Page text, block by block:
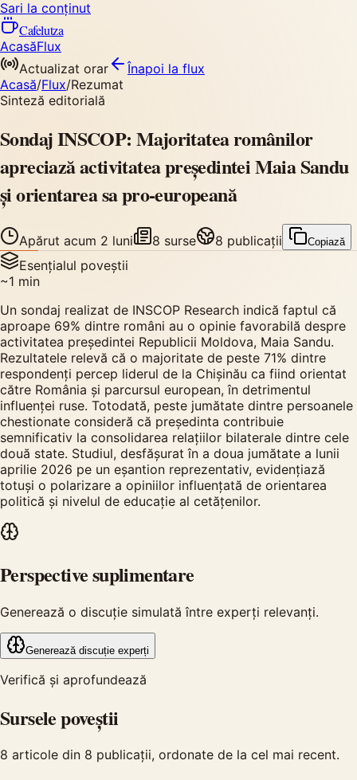
Sari la conținut
Cafelutza
AcasăFlux
Actualizat orar
Înapoi la flux
Acasă/Flux/Rezumat
Sinteză editorială
Sondaj INSCOP: Majoritatea românilor
apreciază activitatea președintei Maia Sandu
și orientarea sa pro-europeană
Apărut acum 2 luni 8 surse 8 publicații Copiază
Esențialul poveștii
~1 min
Un sondaj realizat de INSCOP Research indică faptul că
aproape 69% dintre români au o opinie favorabilă despre
activitatea președintei Republicii Moldova, Maia Sandu.
Rezultatele relevă că o majoritate de peste 71% dintre
respondenți percep liderul de la Chișinău ca fiind orientat
către România și parcursul european, în detrimentul
influenței ruse. Totodată, peste jumătate dintre persoanele
chestionate consideră că președinta contribuie
semnificativ la consolidarea relațiilor bilaterale dintre cele
două state. Studiul, desfășurat în a doua jumătate a lunii
aprilie 2026 pe un eșantion reprezentativ, evidențiază
totuși o polarizare a opiniilor influențată de orientarea
politică și nivelul de educație al cetățenilor.
Perspective suplimentare
Generează o discuție simulată între experți relevanți.
Generează discuție experți
Verifică și aprofundează
Sursele poveștii
8 articole din 8 publicații, ordonate de la cel mai recent.